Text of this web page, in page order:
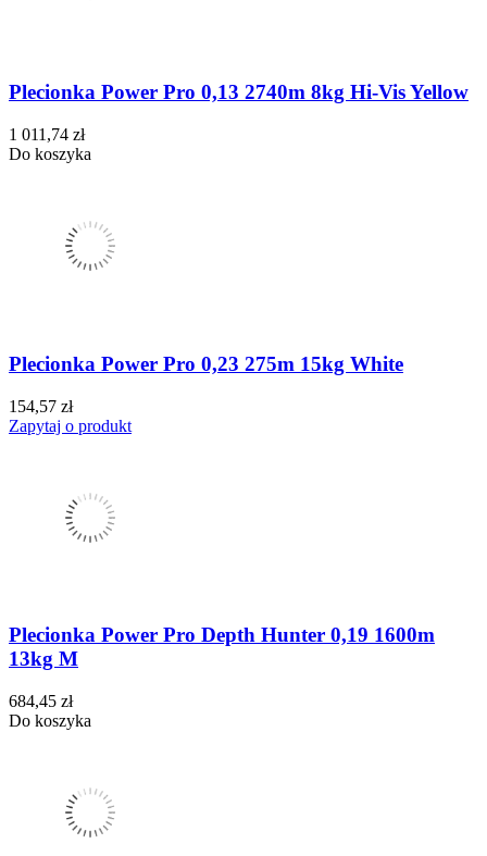
Plecionka Power Pro 0,13 2740m 8kg Hi-Vis Yellow
1 011,74 zł
Do koszyka
Plecionka Power Pro 0,23 275m 15kg White
154,57 zł
Zapytaj o produkt
Plecionka Power Pro Depth Hunter 0,19 1600m
13kg M
684,45 zł
Do koszyka